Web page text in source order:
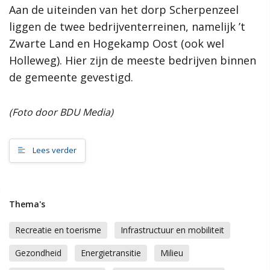
samenleving, dan werkt de gemeente Scherpenzeel graag mee
aan jouw initiatief!”
Meer informatie
Wat is de omgevingsvisie?
Relatie met andere omgevingsvisies
Rol van de gemeente
Gebieden
Scherpenzeel Noord
Zoeken
Aan de uiteinden van het dorp Scherpenzeel
liggen de twee bedrijventerreinen, namelijk ’t
Zwarte Land en Hogekamp Oost (ook wel
Holleweg). Hier zijn de meeste bedrijven binnen
de gemeente gevestigd.
(Foto door BDU Media)
Lees verder
Thema's
Recreatie en toerisme
Infrastructuur en mobiliteit
Gezondheid
Energietransitie
Milieu